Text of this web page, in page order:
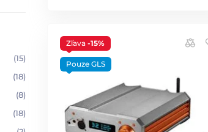
(15)
(18)
(8)
(18)
Zľava -15%
Pouze GLS